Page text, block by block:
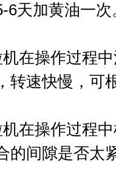
6天加黄油一次
操作过程中
转速快慢，可
操作过程中
的间隙是否太